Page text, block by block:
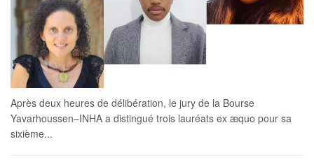
Après deux heures de délibération, le jury de la Bourse
Yavarhoussen–INHA a distingué trois lauréats ex æquo pour sa
sixième...